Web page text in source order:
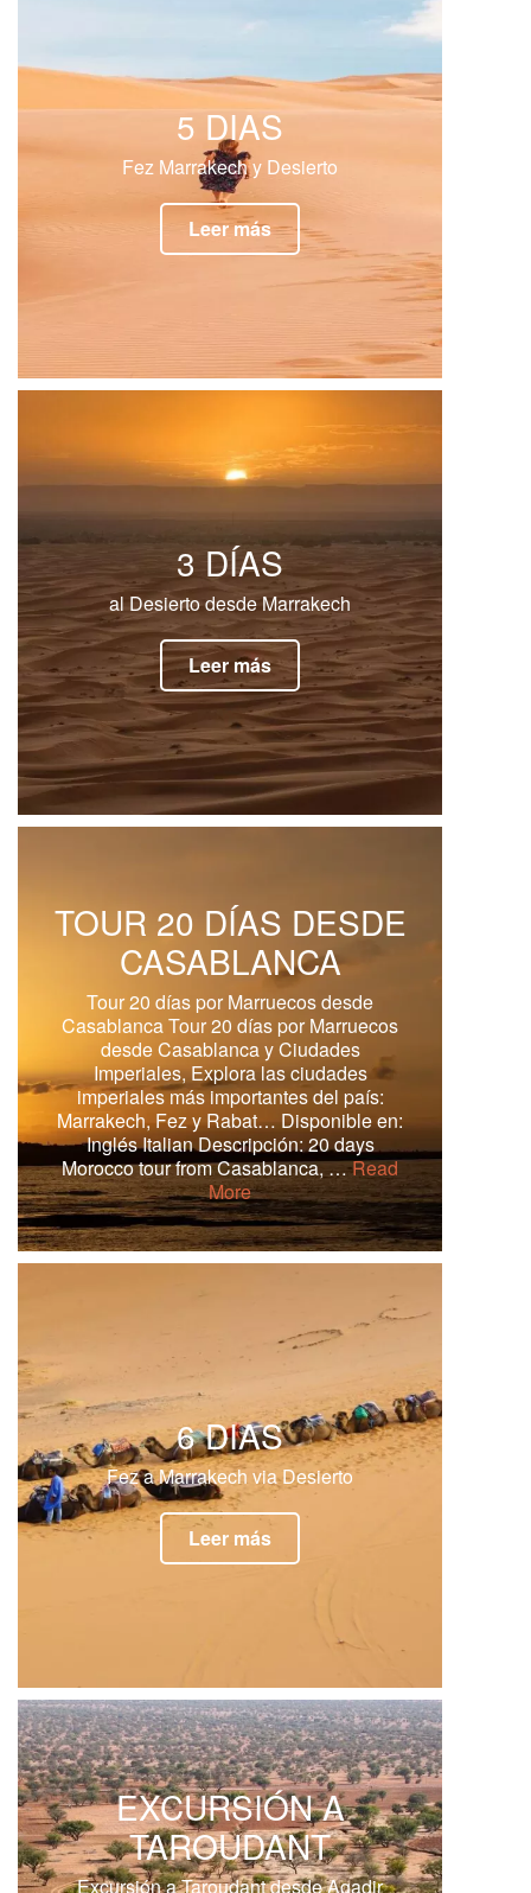
5 DIAS
Fez Marrakech y Desierto
Leer más
3 DÍAS
al Desierto desde Marrakech
Leer más
TOUR 20 DÍAS DESDE
CASABLANCA
Tour 20 días por Marruecos desde
Casablanca Tour 20 días por Marruecos
desde Casablanca y Ciudades
Imperiales, Explora las ciudades
imperiales más importantes del país:
Marrakech, Fez y Rabat… Disponible en:
Inglés Italian Descripción: 20 days
Morocco tour from Casablanca, …Read
More
6 DIAS
Fez a Marrakech via Desierto
Leer más
EXCURSIÓN A
TAROUDANT
Excursión a Taroudant desde Agadir